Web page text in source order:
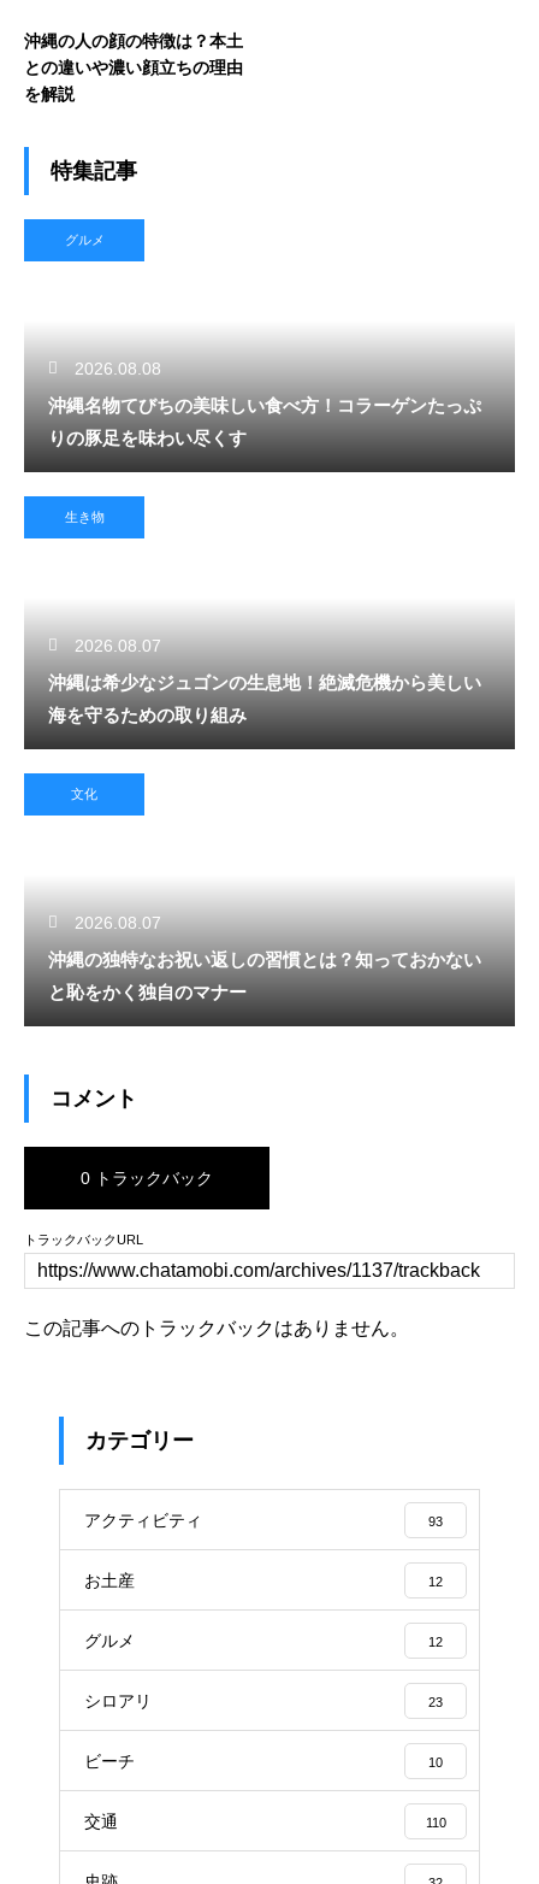
沖縄の人の顔の特徴は？本土
との違いや濃い顔立ちの理由
を解説
特集記事
グルメ
2026.08.08
沖縄名物てびちの美味しい食べ方！コラーゲンたっぷ
りの豚足を味わい尽くす
生き物
2026.08.07
沖縄は希少なジュゴンの生息地！絶滅危機から美しい
海を守るための取り組み
文化
2026.08.07
沖縄の独特なお祝い返しの習慣とは？知っておかない
と恥をかく独自のマナー
コメント
0 トラックバック
トラックバックURL
この記事へのトラックバックはありません。
カテゴリー
アクティビティ 93
お土産 12
グルメ 12
シロアリ 23
ビーチ 10
交通 110